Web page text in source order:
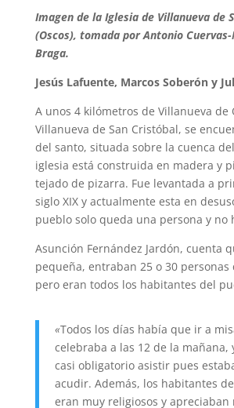
Imagen de la Iglesia de Villanueva de
(Oscos), tomada por Antonio
Braga.
Jesús Lafuente, Marcos Soberón y
A unos 4 kilómetros de Villanueva de
Villanueva de San Cristóbal, se
del santo, situada sobre la cuenca
iglesia está construida en madera y
tejado de pizarra. Fue levantada a
siglo XIX y actualmente esta en
pueblo solo queda una persona y no
Asunción Fernández Jardón, cuenta
pequeña, entraban 25 o 30 personas
pero eran todos los habitantes del
«Todos los días había que ir a
celebraba a las 12 de la mañana,
casi obligatorio asistir pues
acudir. Además, los habitantes
eran muy religiosos y apreciaban